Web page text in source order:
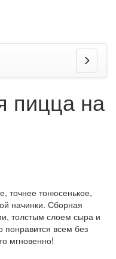
пицца на
точнее тонюсенькое,
начинки. Сборная
толстым слоем сыра и
понравится всем без
мгновенно!